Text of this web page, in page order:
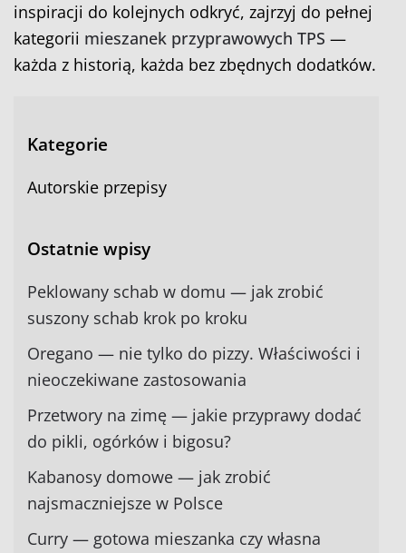
inspiracji do kolejnych odkryć, zajrzyj do pełnej
kategorii mieszanek przyprawowych TPS —
każda z historią, każda bez zbędnych dodatków.
Kategorie
Autorskie przepisy
Ostatnie wpisy
Peklowany schab w domu — jak zrobić
suszony schab krok po kroku
Oregano — nie tylko do pizzy. Właściwości i
nieoczekiwane zastosowania
Przetwory na zimę — jakie przyprawy dodać
do pikli, ogórków i bigosu?
Kabanosy domowe — jak zrobić
najsmaczniejsze w Polsce
Curry — gotowa mieszanka czy własna